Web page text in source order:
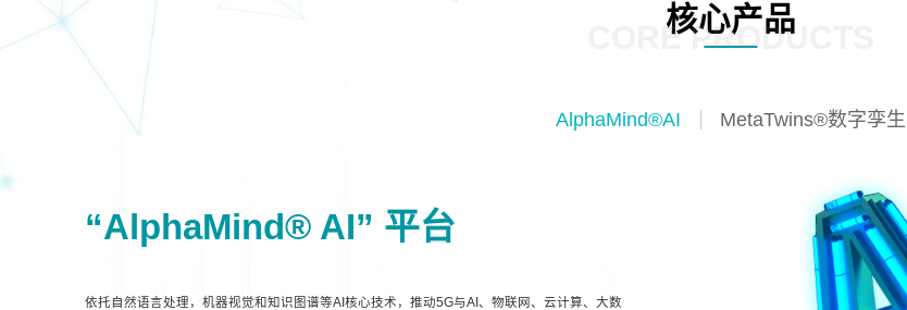
核心产品
CORE PRODUCTS
AlphaMind®AI MetaTwins®数字孪生
“AlphaMind® AI” 平台
依托自然语言处理，机器视觉和知识图谱等AI核心技术，推动5G与AI、物联网、云计算、大数